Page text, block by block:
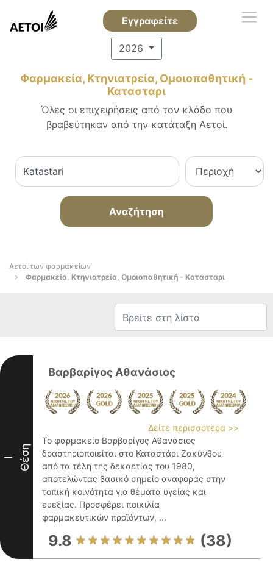
Εγγραφείτε
2026
Φαρμακεία, Κτηνιατρεία, Ομοιοπαθητική -
Κατασταρι
Όλες οι επιχειρήσεις από τον κλάδο που
βραβεύτηκαν από την κατάταξη Αετοί.
Αναζήτηση
Αετοί των φαρμακείων
Φαρμακεία, Κτηνιατρεία, Ομοιοπαθητική - Κατασταρι
I Θέση
Βαρβαρίγος Αθανάσιος
Δείτε περισσότερα >>
Το φαρμακείο Βαρβαρίγος Αθανάσιος
δραστηριοποιείται στο Καταστάρι Ζακύνθου
από τα τέλη της δεκαετίας του 1980,
αποτελώντας βασικό σημείο αναφοράς στην
τοπική κοινότητα για θέματα υγείας και
ευεξίας. Προσφέρει ποικιλία
φαρμακευτικών προϊόντων, ...
9.8 (38)